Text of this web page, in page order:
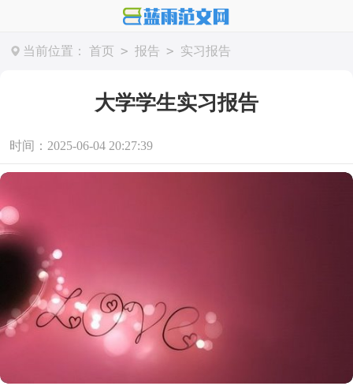
当前位置： 首页 > 报告 > 实习报告
大学学生实习报告
时间：2025-06-04 20:27:39